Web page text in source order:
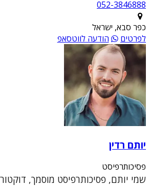
052-3846888
כפר סבא, ישראל
לפרטים
הודעה לווטסאפ
יותם רדין
פסיכותרפיסט
שמי יותם, פסיכותרפיסט מוסמך,